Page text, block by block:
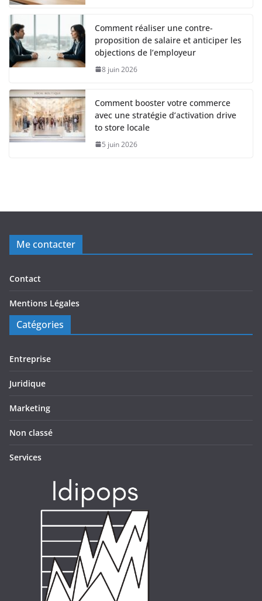
Comment réaliser une contre-
proposition de salaire et anticiper les
objections de l’employeur
8 juin 2026
Comment booster votre commerce
avec une stratégie d’activation drive
to store locale
5 juin 2026
Me contacter
Contact
Mentions Légales
Catégories
Entreprise
Juridique
Marketing
Non classé
Services